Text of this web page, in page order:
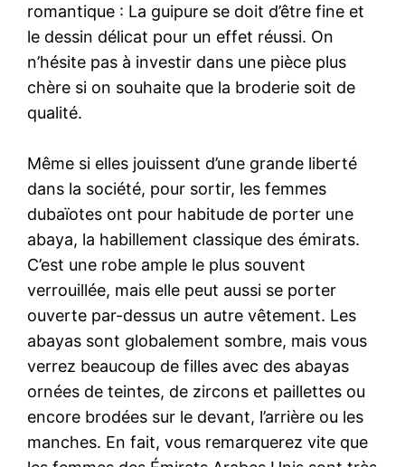
romantique : La guipure se doit d’être fine et
le dessin délicat pour un effet réussi. On
n’hésite pas à investir dans une pièce plus
chère si on souhaite que la broderie soit de
qualité.
Même si elles jouissent d’une grande liberté
dans la société, pour sortir, les femmes
dubaïotes ont pour habitude de porter une
abaya, la habillement classique des émirats.
C’est une robe ample le plus souvent
verrouillée, mais elle peut aussi se porter
ouverte par-dessus un autre vêtement. Les
abayas sont globalement sombre, mais vous
verrez beaucoup de filles avec des abayas
ornées de teintes, de zircons et paillettes ou
encore brodées sur le devant, l’arrière ou les
manches. En fait, vous remarquerez vite que